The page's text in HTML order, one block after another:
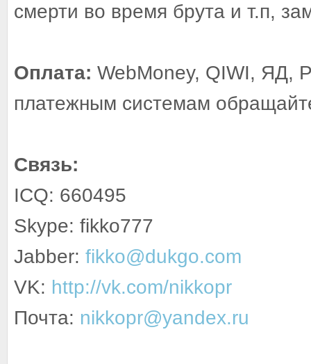
смерти во время брута и т.п,
Оплата: WebMoney, QIWI, ЯД,
платежным системам
Связь:
ICQ: 660495
Skype: fikko777
Jabber: fikko@dukgo.com
VK: http://vk.com/nikkopr
Почта: nikkopr@yandex.ru